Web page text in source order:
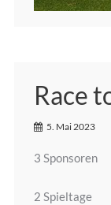
Race
5. Mai 2023
3 Sponsoren
2 Spieltage